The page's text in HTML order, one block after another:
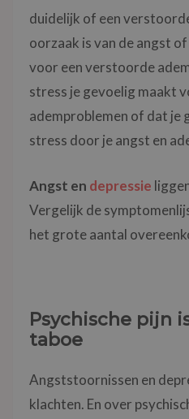
duidelijk of een
oorzaak is van de angst
voor een verstoorde
stress je gevoelig maakt
ademproblemen of dat
stress door je angst en
Angst en depressie
Vergelijk de
het grote aantal
Psychische pijn
taboe
Angststoornissen en
klachten. En over